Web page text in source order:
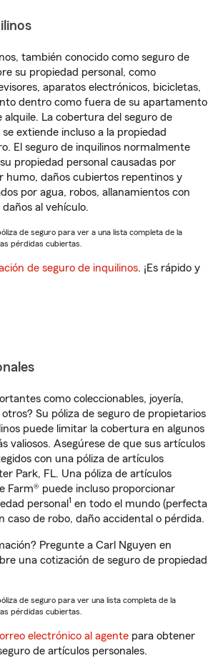
también conocido como seguro de
su propiedad personal, como
aparatos electrónicos, bicicletas,
dentro como fuera de su apartamento
alquile. La cobertura del seguro de
extiende incluso a la propiedad
El seguro de inquilinos normalmente
propiedad personal causadas por
humo, daños cubiertos repentinos y
por agua, robos, allanamientos con
al vehículo.
de seguro para ver a una lista completa de la
pérdidas cubiertas.
de seguro de inquilinos. ¡Es rápido y
como coleccionables, joyería,
Su póliza de seguro de propietarios
puede limitar la cobertura en algunos
valiosos. Asegúrese de que sus artículos
con una póliza de artículos
Park, FL. Una póliza de artículos
Farm® puede incluso proporcionar
personal 1 en todo el mundo (perfecta
caso de robo, daño accidental o pérdida.
Pregunte a Carl Nguyen en
una cotización de seguro de propiedad
de seguro para ver una lista completa de la
pérdidas cubiertas.
electrónico al agente para obtener
de artículos personales.